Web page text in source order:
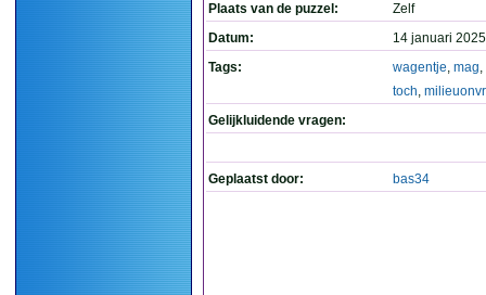
Plaats van de puzzel:
Zelf
Datum:
14 januari
Tags:
wagentje, mag,
toch,
Gelijkluidende vragen:
Geplaatst door: bas34